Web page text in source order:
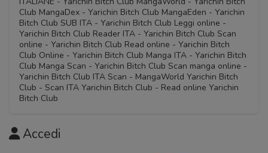
Capitolo 08.6
09 Ottobre 2020
Capitolo 08.5
09 Ottobre 2020
Capitolo 07
Capitolo 06.6
09 Ottobre 2020
Capitolo 06.5
09 Ottobre 2020
Capitolo 05
Capitolo 04.5
Club MangaDex - Yarichin Bitch Club MangaEden - Yarichin
Bitch Club SUB ITA - Yarichin Bitch Club Leggi online -
Yarichin Bitch Club Reader ITA - Yarichin Bitch Club Scan
online - Yarichin Bitch Club Read online - Yarichin Bitch
Club Online - Yarichin Bitch Club Manga ITA - Yarichin Bitch
Club Manga Scan - Yarichin Bitch Club Scan manga online -
Yarichin Bitch Club ITA Scan - MangaWorld Yarichin Bitch
Club - Scan ITA Yarichin Bitch Club - Read online Yarichin
Bitch Club
Accedi